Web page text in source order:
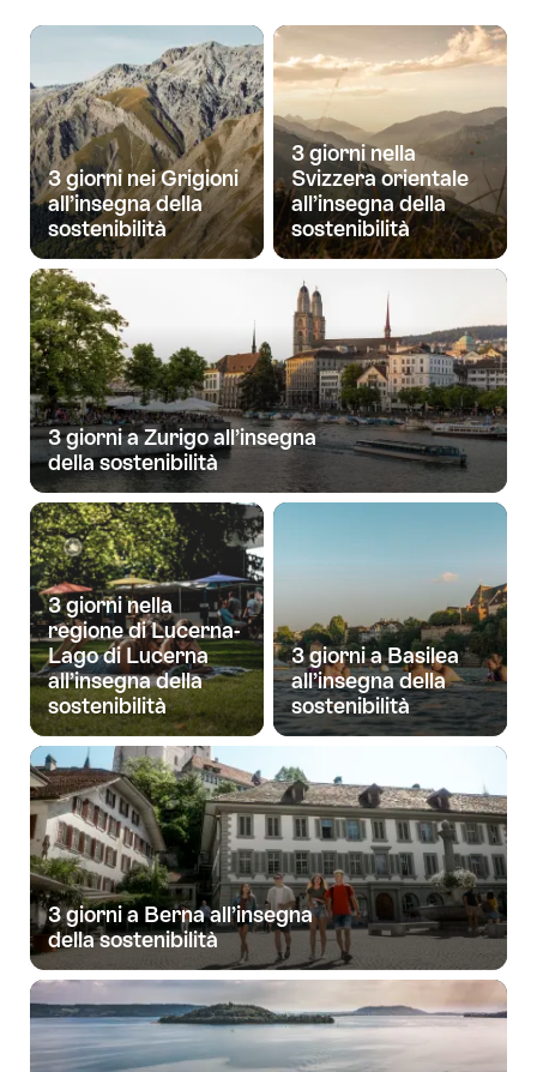
3 giorni nei Grigioni
all’insegna della
sostenibilità
3 giorni nella
Svizzera orientale
all’insegna della
sostenibilità
3 giorni a Zurigo all’insegna
della sostenibilità
3 giorni nella
regione di Lucerna-
Lago di Lucerna
all’insegna della
sostenibilità
3 giorni a Basilea
all’insegna della
sostenibilità
3 giorni a Berna all’insegna
della sostenibilità